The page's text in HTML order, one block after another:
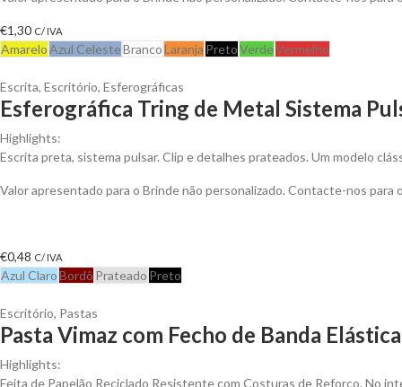
€1,30 C/ IVA
AmareloAzul CelesteBrancoLaranja PretoVerdeVermelho
Escrita, Escritório, Esferográficas
Esferográfica Tring de Metal Sistema
Highlights:
Escrita preta, sistema pulsar. Clip e detalhes prateados. Um modelo
Valor apresentado para o Brinde não personalizado. Contacte-nos
€0,48 C/ IVA
Azul ClaroBordô Prateado Preto
Escritório, Pastas
Pasta Vimaz com Fecho de Banda
Highlights:
Feita de Papelão Reciclado Resistente com Costuras de Reforço. No